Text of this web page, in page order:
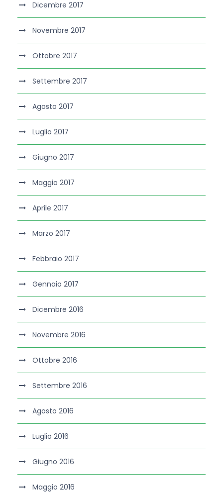
Dicembre 2017
Novembre 2017
Ottobre 2017
Settembre 2017
Agosto 2017
Luglio 2017
Giugno 2017
Maggio 2017
Aprile 2017
Marzo 2017
Febbraio 2017
Gennaio 2017
Dicembre 2016
Novembre 2016
Ottobre 2016
Settembre 2016
Agosto 2016
Luglio 2016
Giugno 2016
Maggio 2016